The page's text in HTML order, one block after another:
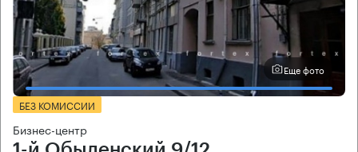
Еще фото
БЕЗ КОМИССИИ
Бизнес-центр